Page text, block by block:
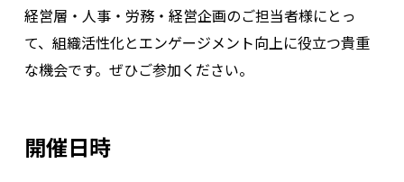
経営層・人事・労務・経営企画のご担当者様にとっ
て、組織活性化とエンゲージメント向上に役立つ貴重
な機会です。ぜひご参加ください。
開催日時